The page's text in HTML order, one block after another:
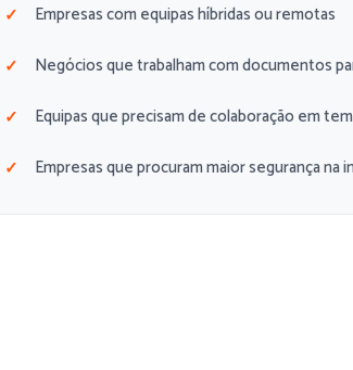
Empresas com equipas híbridas ou remotas
Negócios que trabalham com documentos
Equipas que precisam de colaboração em
Empresas que procuram maior segurança na